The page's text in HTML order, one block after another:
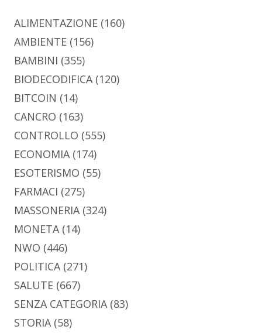
ALIMENTAZIONE (160)
AMBIENTE (156)
BAMBINI (355)
BIODECODIFICA(120)
BITCOIN (14)
CANCRO (163)
CONTROLLO (555)
ECONOMIA(174)
ESOTERISMO (55)
FARMACI (275)
MASSONERIA(324)
MONETA(14)
NWO (446)
POLITICA(271)
SALUTE (667)
SENZA CATEGORIA(83)
STORIA(58)